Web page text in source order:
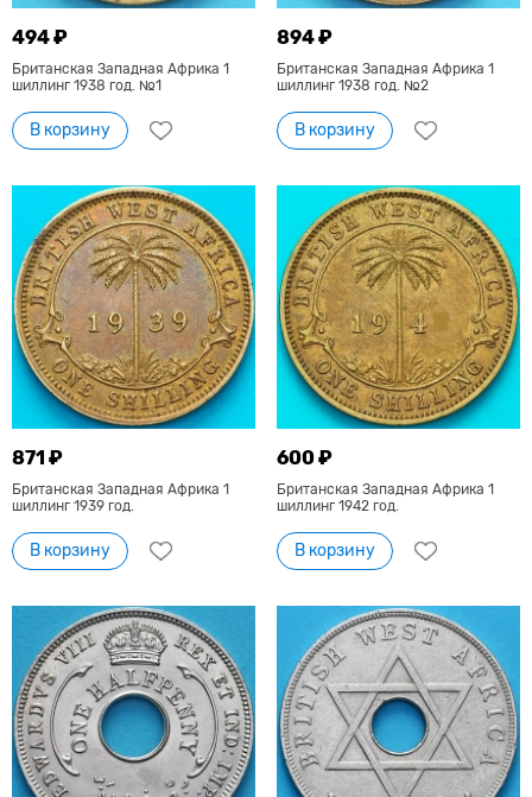
494 ₽
Британская Западная Африка 1
шиллинг 1938 год. №1
В корзину
894 ₽
Британская Западная Африка 1
шиллинг 1938 год. №2
В корзину
871 ₽
Британская Западная Африка 1
шиллинг 1939 год.
В корзину
600 ₽
Британская Западная Африка 1
шиллинг 1942 год.
В корзину